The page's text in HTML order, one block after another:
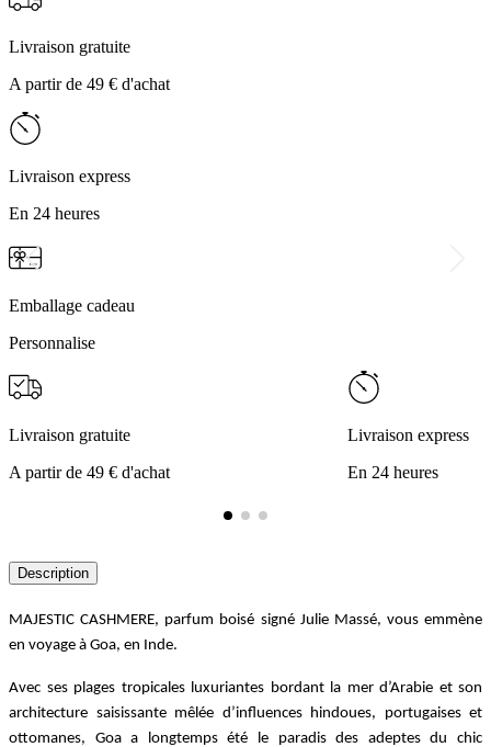
Livraison gratuite
A partir de 49 € d'achat
Livraison express
En 24 heures
Emballage cadeau
Personnalise
Livraison gratuite
A partir de 49 € d'achat
Livraison express
En 24 heures
Description
MAJESTIC CASHMERE, parfum boisé signé Julie Massé, vous emmène
en voyage à Goa, en Inde.
Avec ses plages tropicales luxuriantes bordant la mer d’Arabie et son
architecture saisissante mêlée d’influences hindoues, portugaises et
ottomanes, Goa a longtemps été le paradis des adeptes du chic